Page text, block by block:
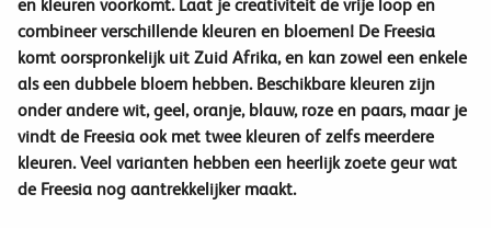
en kleuren voorkomt. Laat je creativiteit de vrije loop en
combineer verschillende kleuren en bloemen! De Freesia
komt oorspronkelijk uit Zuid Afrika, en kan zowel een enkele
als een dubbele bloem hebben. Beschikbare kleuren zijn
onder andere wit, geel, oranje, blauw, roze en paars, maar je
vindt de Freesia ook met twee kleuren of zelfs meerdere
kleuren. Veel varianten hebben een heerlijk zoete geur wat
de Freesia nog aantrekkelijker maakt.